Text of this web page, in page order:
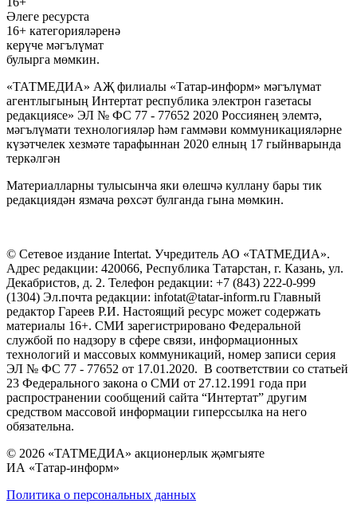
Әлеге ресурста
16+ категорияләренә
керүче мәгълүмат
булырга мөмкин.
«ТАТМЕДИА» АҖ филиалы «Татар-информ» мәгълүмат
агентлыгының Интертат республика электрон газетасы
редакциясе» ЭЛ № ФС 77 - 77652 2020 Россиянең элемтә,
мәгълүмати технологияләр һәм гаммәви коммуникацияләрне
күзәтчелек хезмәте тарафыннан 2020 елның 17 гыйнварында
теркәлгән
Материалларны тулысынча яки өлешчә куллану бары тик
редакциядән язмача рөхсәт булганда гына мөмкин.
© Сетевое издание Intertat. Учредитель АО «ТАТМЕДИА».
Адрес редакции: 420066, Республика Татарстан, г. Казань, ул.
Декабристов, д. 2. Телефон редакции: +7 (843) 222-0-999
(1304) Эл.почта редакции: infotat@tatar-inform.ru Главный
редактор Гареев Р.И. Настоящий ресурс может содержать
материалы 16+. СМИ зарегистрировано Федеральной
службой по надзору в сфере связи, информационных
технологий и массовых коммуникаций, номер записи серия
ЭЛ № ФС 77 - 77652 от 17.01.2020. В соответствии со статьей
23 Федерального закона о СМИ от 27.12.1991 года при
распространении сообщений сайта “Интертат” другим
средством массовой информации гиперссылка на него
обязательна.
© 2026 «ТАТМЕДИА» акционерлык җәмгыяте
ИА «Татар-информ»
Политика о персональных данных